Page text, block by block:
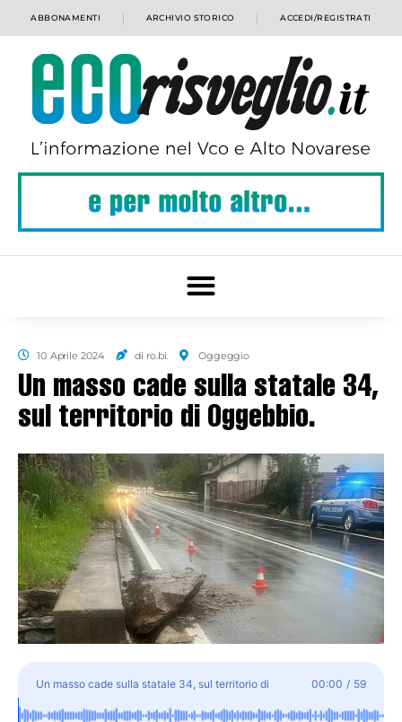
ABBONAMENTI ARCHIVIO STORICO ACCEDI/REGISTRATI
10 Aprile 2024 di ro.bi. Oggeggio
Un masso cade sulla statale 34,
sul territorio di Oggebbio.
Un masso cade sulla statale 34, sul territorio di
Oggebbio.
00:00 / 59